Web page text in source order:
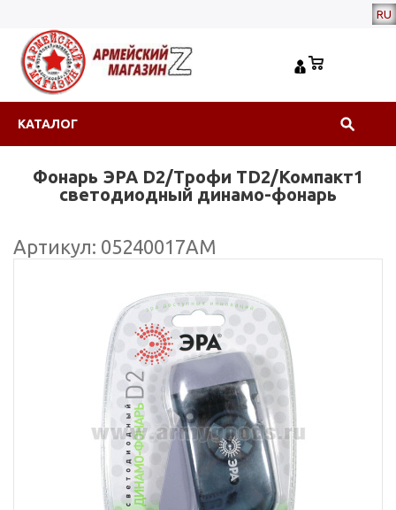
RU
КАТАЛОГ
Фонарь ЭРА D2/Трофи TD2/Компакт1
светодиодный динамо-фонарь
Артикул: 05240017АМ